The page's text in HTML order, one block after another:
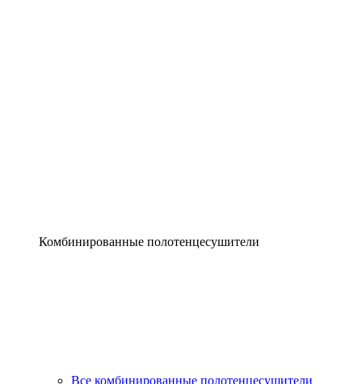
Комбинированные полотенцесушители
Все комбинированные полотенцесушители